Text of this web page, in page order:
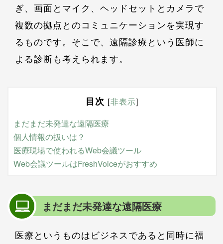
ぎ、画面とマイク、ヘッドセットとカメラで
複数の拠点とのコミュニケーションを実現す
るものです。そこで、遠隔診療という医師に
よる診断も考えられます。
目次 [非表示]
まだまだ未発達な遠隔医療
個人情報の扱いは？
医療現場で使われるWeb会議ツール
Web会議ツールはFreshVoiceがおすすめ
まだまだ未発達な遠隔医療
医療というものはビジネスであると同時に福